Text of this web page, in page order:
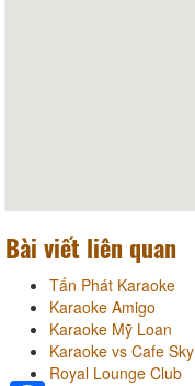
Bài viết liên quan
Tấn Phát Karaoke
Karaoke Amigo
Karaoke Mỹ Loan
Karaoke vs Cafe Sky
Royal Lounge Club